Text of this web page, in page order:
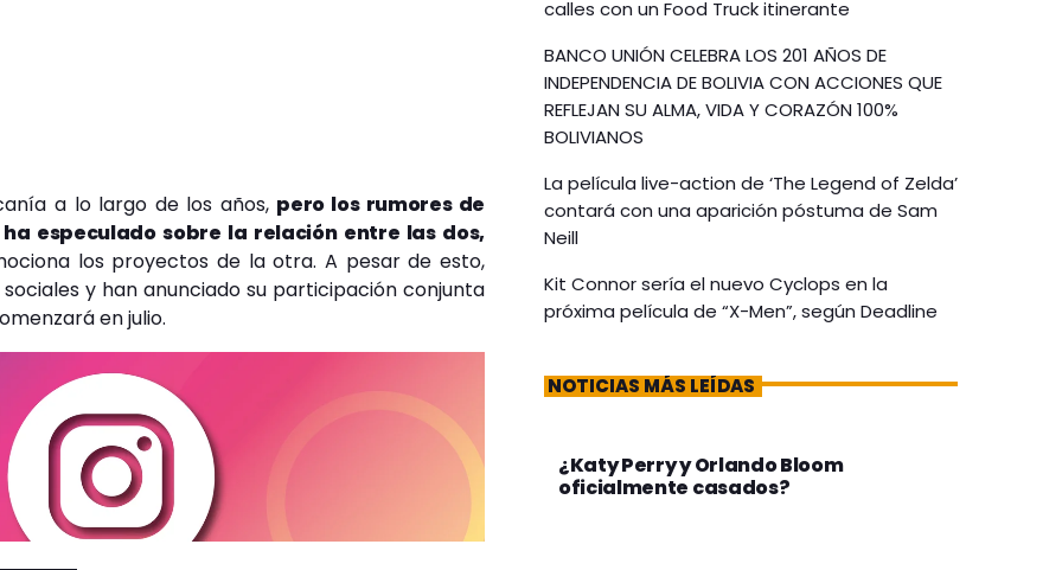
a lo largo de los años, pero los rumores de
especulado sobre la relación entre las dos,
los proyectos de la otra. A pesar de esto,
y han anunciado su participación conjunta
en julio.
calles con un Food Truck itinerante
BANCO UNIÓN CELEBRA LOS 201 AÑOS DE
INDEPENDENCIA DE BOLIVIA CON ACCIONES QUE
REFLEJAN SU ALMA, VIDA Y CORAZÓN 100%
BOLIVIANOS
La película live-action de ‘The Legend of Zelda’
contará con una aparición póstuma de Sam
Neill
Kit Connor sería el nuevo Cyclops en la
próxima película de “X-Men”, según Deadline
NOTICIAS MÁS LEÍDAS
¿Katy Perry y Orlando Bloom
oficialmente casados?